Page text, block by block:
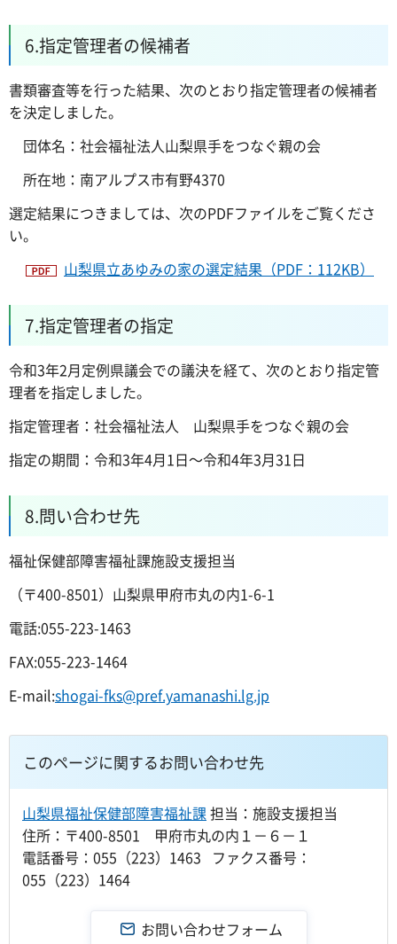
6.指定管理者の候補者
書類審査等を行った結果、次のとおり指定管理者の候補者
を決定しました。
団体名：社会福祉法人山梨県手をつなぐ親の会
所在地：南アルプス市有野4370
選定結果につきましては、次のPDFファイルをご覧くださ
い。
山梨県立あゆみの家の選定結果（PDF：112KB）
7.指定管理者の指定
令和3年2月定例県議会での議決を経て、次のとおり指定管
理者を指定しました。
指定管理者：社会福祉法人 山梨県手をつなぐ親の会
指定の期間：令和3年4月1日～令和4年3月31日
8.問い合わせ先
福祉保健部障害福祉課施設支援担当
（〒400-8501）山梨県甲府市丸の内1-6-1
電話:055-223-1463
FAX:055-223-1464
E-mail:shogai-fks@pref.yamanashi.lg.jp
このページに関するお問い合わせ先
山梨県福祉保健部障害福祉課担当：施設支援担当
住所：〒400-8501 甲府市丸の内１－６－１
電話番号：055（223）1463 ファクス番号：
055（223）1464